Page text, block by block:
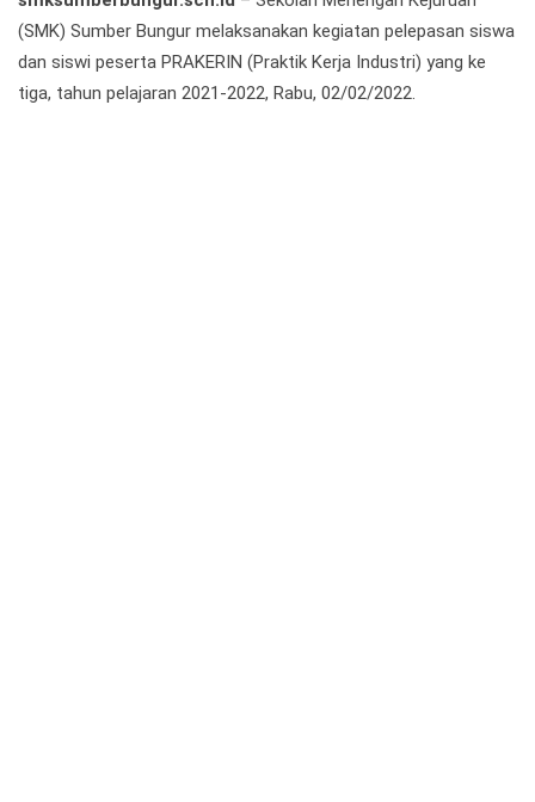
(SMK) Sumber Bungur melaksanakan kegiatan pelepasan siswa
dan siswi peserta PRAKERIN (Praktik Kerja Industri) yang ke
tiga, tahun pelajaran 2021-2022, Rabu, 02/02/2022.